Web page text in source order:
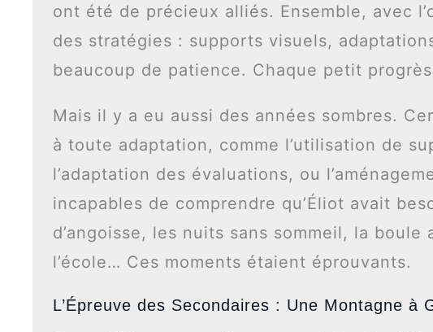
ont été de précieux alliés. Ensemble, avec
des stratégies : supports visuels,
beaucoup de patience. Chaque petit
Mais il y a eu aussi des années sombres.
à toute adaptation, comme l’utilisation de
l’adaptation des évaluations, ou
incapables de comprendre qu’Éliot avait
d’angoisse, les nuits sans sommeil, la
l’école… Ces moments étaient éprouvants.
L’Épreuve des Secondaires : Une Montagne à